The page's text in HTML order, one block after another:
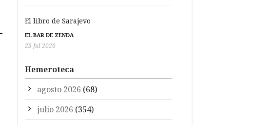
El libro de Sarajevo
EL BAR DE ZENDA
23 Jul 2026
Hemeroteca
agosto 2026 (68)
julio 2026 (354)